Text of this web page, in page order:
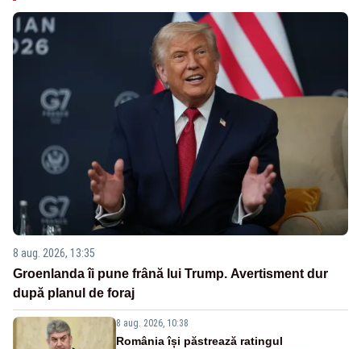
8 aug. 2026, 13:35
Groenlanda îi pune frână lui Trump. Avertisment dur
după planul de foraj
8 aug. 2026, 10:38
România își păstrează ratingul